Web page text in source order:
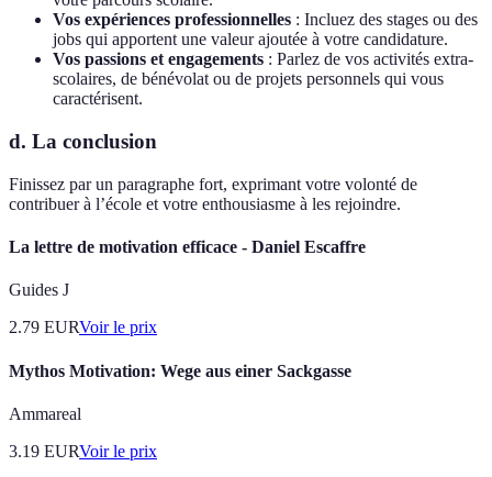
Vos expériences professionnelles : Incluez des stages ou des
jobs qui apportent une valeur ajoutée à votre candidature.
Vos passions et engagements : Parlez de vos activités extra-
scolaires, de bénévolat ou de projets personnels qui vous
caractérisent.
d. La conclusion
Finissez par un paragraphe fort, exprimant votre volonté de
contribuer à l’école et votre enthousiasme à les rejoindre.
La lettre de motivation efficace - Daniel Escaffre
Guides J
2.79 EURVoir le prix
Mythos Motivation: Wege aus einer Sackgasse
Ammareal
3.19 EURVoir le prix